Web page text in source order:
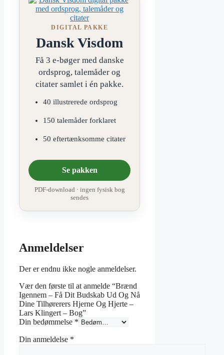
DIGITAL PAKKE
Dansk Visdom
Få 3 e-bøger med danske
ordsprog, talemåder og
citater samlet i én pakke.
40 illustrerede ordsprog
150 talemåder forklaret
50 eftertænksomme citater
Se pakken
PDF-download · ingen fysisk bog
sendes
Anmeldelser
Der er endnu ikke nogle anmeldelser.
Vær den første til at anmelde “Brænd
Igennem – Få Dit Budskab Ud Og Nå
Dine Tilhørerers Hjerne Og Hjerte –
Lars Klingert – Bog”
Din bedømmelse *
Din anmeldelse *